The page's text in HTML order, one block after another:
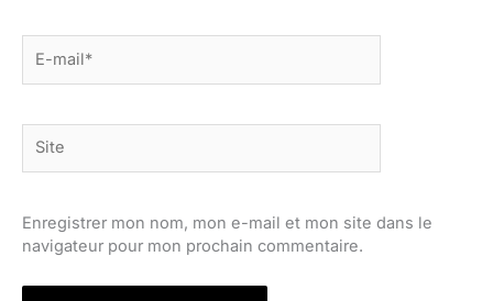
mail*
Enregistrer mon nom, mon e-mail et mon site dans le
navigateur pour mon prochain commentaire.